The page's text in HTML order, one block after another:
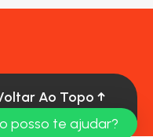
Ao Topo ↑
posso te ajudar?